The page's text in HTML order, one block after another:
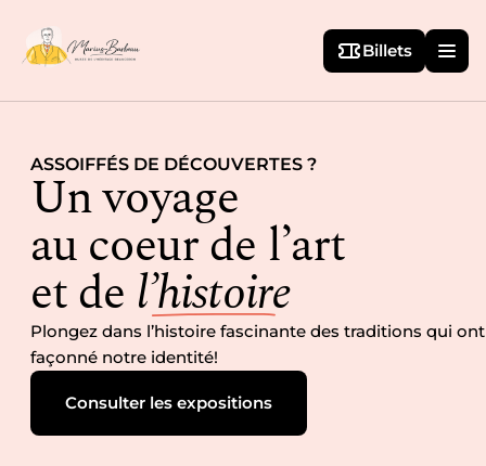
Billets
ASSOIFFÉS DE DÉCOUVERTES ?
Un voyage
au coeur de l’art
et de l’histoire
Plongez dans l’histoire fascinante des traditions qui ont
façonné notre identité!
Consulter les expositions